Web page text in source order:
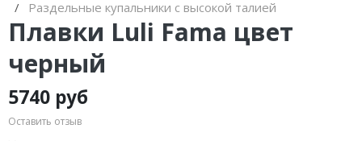
Раздельные купальники с высокой талией
Плавки Luli Fama цвет
черный
5740 руб
Оставить отзыв
чашечками
Купальники танкини
Купальники с плавками слипы
Купальники с плавками танга
Nuria Ferrer
Bond-eye
Heroine Sport